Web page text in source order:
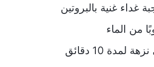
غداء غنية بالبروتين
من الماء
لمدة 10 دقائق